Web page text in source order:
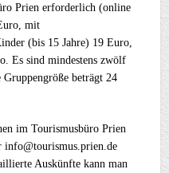
Prien erforderlich (online
mit
(bis 15 Jahre) 19 Euro,
Es sind mindestens zwölf
beträgt 24
im Tourismusbüro Prien
info@tourismus.prien.de
Auskünfte kann man